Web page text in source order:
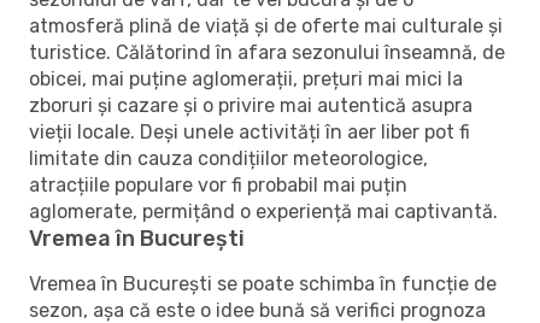
atmosferă plină de viață și de oferte mai culturale și
turistice. Călătorind în afara sezonului înseamnă, de
obicei, mai puține aglomerații, prețuri mai mici la
zboruri și cazare și o privire mai autentică asupra
vieții locale. Deși unele activități în aer liber pot fi
limitate din cauza condițiilor meteorologice,
atracțiile populare vor fi probabil mai puțin
aglomerate, permițând o experiență mai captivantă.
Vremea în București
Vremea în București se poate schimba în funcție de
sezon, așa că este o idee bună să verifici prognoza